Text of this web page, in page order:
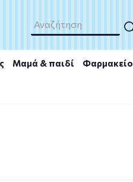
Μαμά & παιδί Φαρμακείο